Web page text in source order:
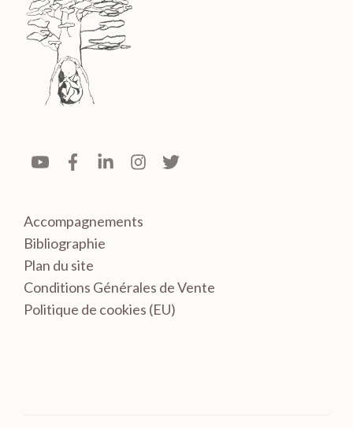
Accompagnements
Bibliographie
Plan du site
Conditions Générales de Vente
Politique de cookies (EU)